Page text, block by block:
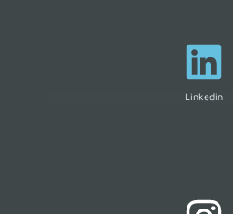
Linkedin